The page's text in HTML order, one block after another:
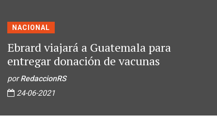
NACIONAL
Ebrard viajará a Guatemala para
entregar donación de vacunas
porRedaccionRS
24-06-2021